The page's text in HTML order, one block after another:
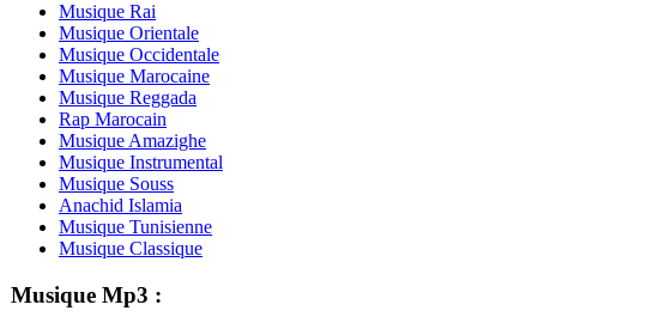
Musique Rai
Musique Orientale
Musique Occidentale
Musique Marocaine
Musique Reggada
Rap Marocain
Musique Amazighe
Musique Instrumental
Musique Souss
Anachid Islamia
Musique Tunisienne
Musique Classique
Musique Mp3 :